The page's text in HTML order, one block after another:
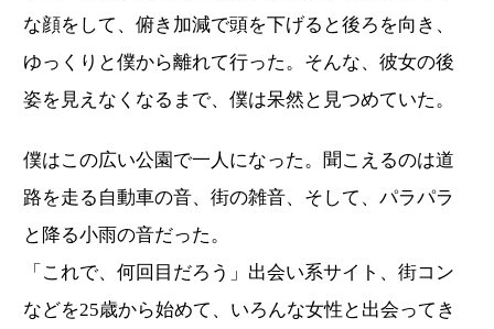
な顔をして、俯き加減で頭を下げると後ろを向き、
ゆっくりと僕から離れて行った。そんな、彼女の後
姿を見えなくなるまで、僕は呆然と見つめていた。
僕はこの広い公園で一人になった。聞こえるのは道
路を走る自動車の音、街の雑音、そして、パラパラ
と降る小雨の音だった。
「これで、何回目だろう」出会い系サイト、街コン
などを25歳から始めて、いろんな女性と出会ってき